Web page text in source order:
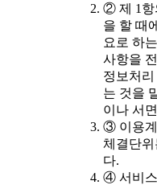
② 제 1항
을 할 때
요로 하는
사항을
정보처
는 것을
이나 서
③ 이용계
체결단
다.
④ 서비스